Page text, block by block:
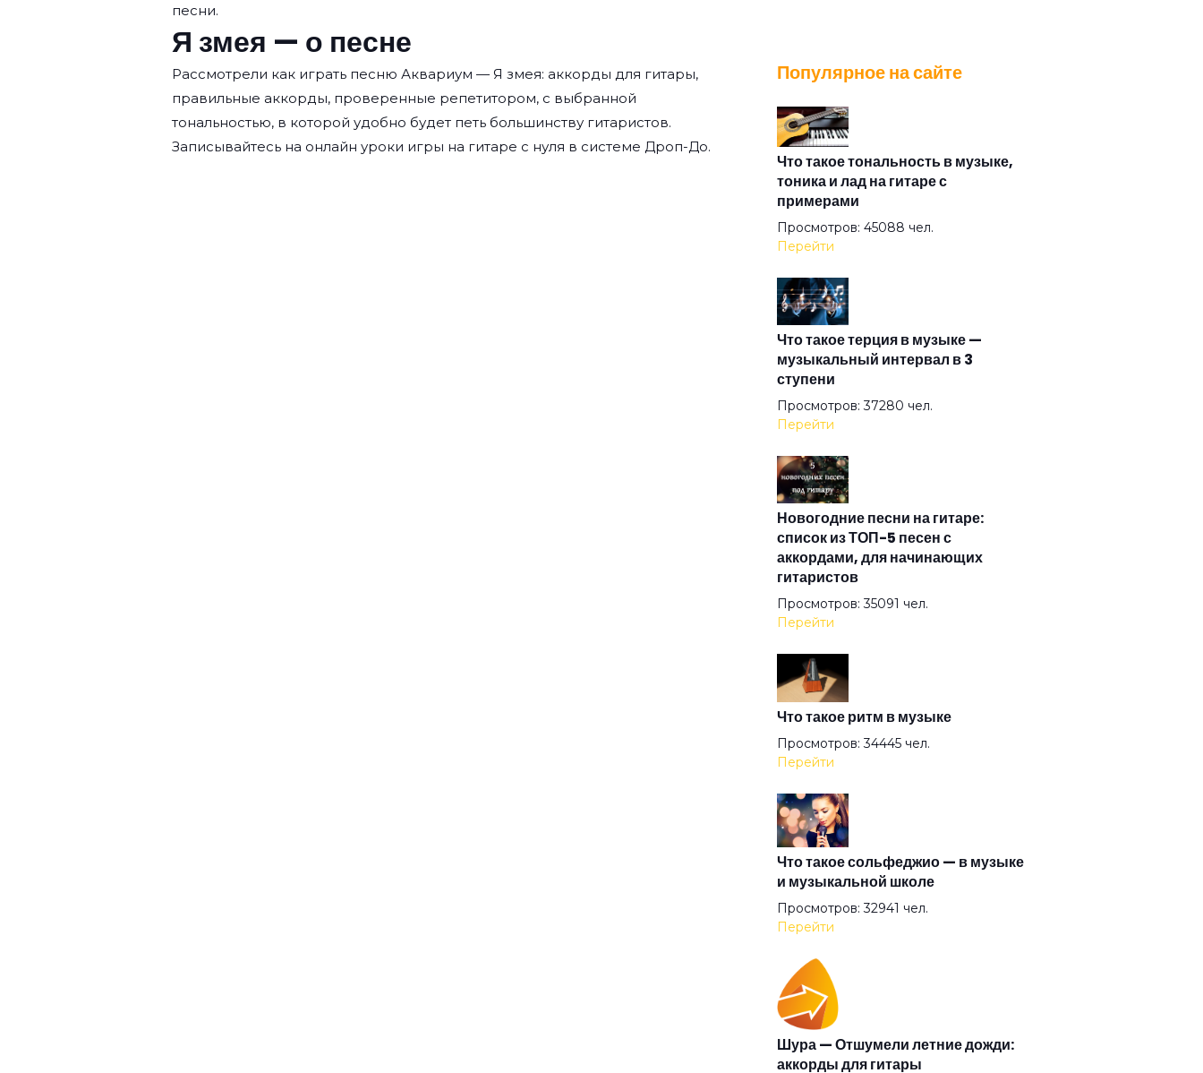
песни.
Я змея — о песне
Рассмотрели как играть песню Аквариум — Я змея: аккорды для гитары,
правильные аккорды, проверенные репетитором, с выбранной
тональностью, в которой удобно будет петь большинству гитаристов.
Записывайтесь на онлайн уроки игры на гитаре с нуля в системе Дроп-До.
The Angel Calling
The Postcard
The Time
The Wind
Under The Good Sun
Up In Smoke
Winter
XXII-й век
Аделаида
Акуна матата
Ангел всенародного похмелья
Ангел дождя
Ангел
Анютины глазки
Популярное на сайте
Что такое тональность в музыке,
тоника и лад на гитаре с
примерами
Просмотров: 45088 чел.
Перейти
Что такое терция в музыке —
музыкальный интервал в 3
ступени
Просмотров: 37280 чел.
Перейти
Новогодние песни на гитаре:
список из ТОП-5 песен с
аккордами, для начинающих
гитаристов
Просмотров: 35091 чел.
Перейти
Что такое ритм в музыке
Просмотров: 34445 чел.
Перейти
Что такое сольфеджио — в музыке
и музыкальной школе
Просмотров: 32941 чел.
Перейти
Шура — Отшумели летние дожди:
аккорды для гитары